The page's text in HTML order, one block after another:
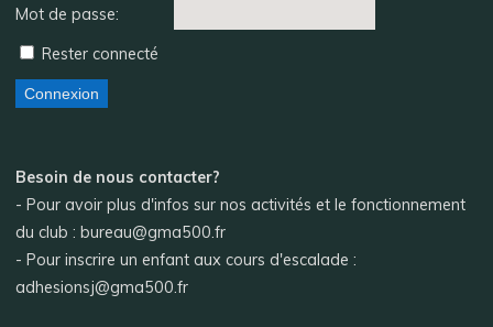
Mot de passe:
Rester connecté
Connexion
Besoin de nous contacter?
- Pour avoir plus d'infos sur nos activités et le fonctionnement
du club : bureau@gma500.fr
- Pour inscrire un enfant aux cours d'escalade :
adhesionsj@gma500.fr